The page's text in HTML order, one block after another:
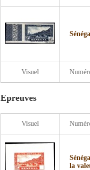
Visuel
Epreuves
Visuel
la